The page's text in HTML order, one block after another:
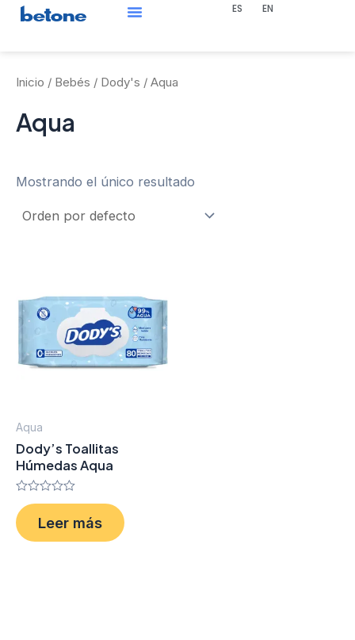
ES EN
Inicio / Bebés / Dody's / Aqua
Aqua
Mostrando el único resultado
Aqua
Dody’s Toallitas
Húmedas Aqua
Valorado
en
0
de
Leer más